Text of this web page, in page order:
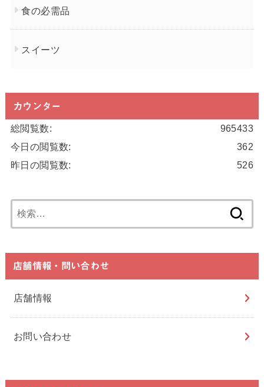
食の必需品
スイーツ
カウンター
965433
総閲覧数:
362
今日の閲覧数:
526
昨日の閲覧数:
索:
店舗情報・問い合わせ
店舗情報
お問い合わせ